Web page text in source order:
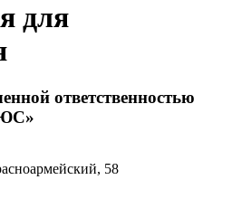
для
ответственностью
58